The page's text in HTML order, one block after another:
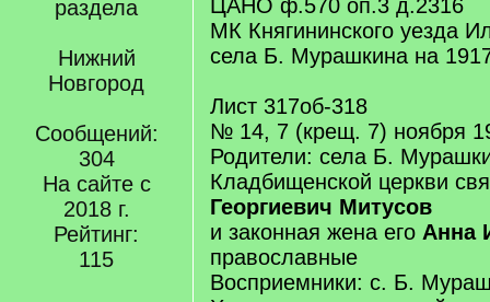
раздела
Нижний
Новгород
Сообщений:
304
На сайте с
2018 г.
Рейтинг:
115
ЦАНО ф.570 оп.3 д.2316
МК Княгининского уезда
села Б. Мурашкина на
Лист 317об-318
№ 14, 7 (крещ. 7) ноября
Родители: села Б.
Кладбищенской церкви
Георгиевич Митусов
и законная жена его Анна
православные
Восприемники: с. Б.